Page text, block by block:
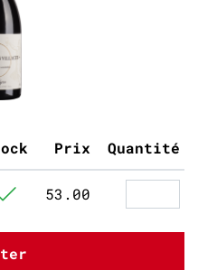
Prix Quantité
53.00